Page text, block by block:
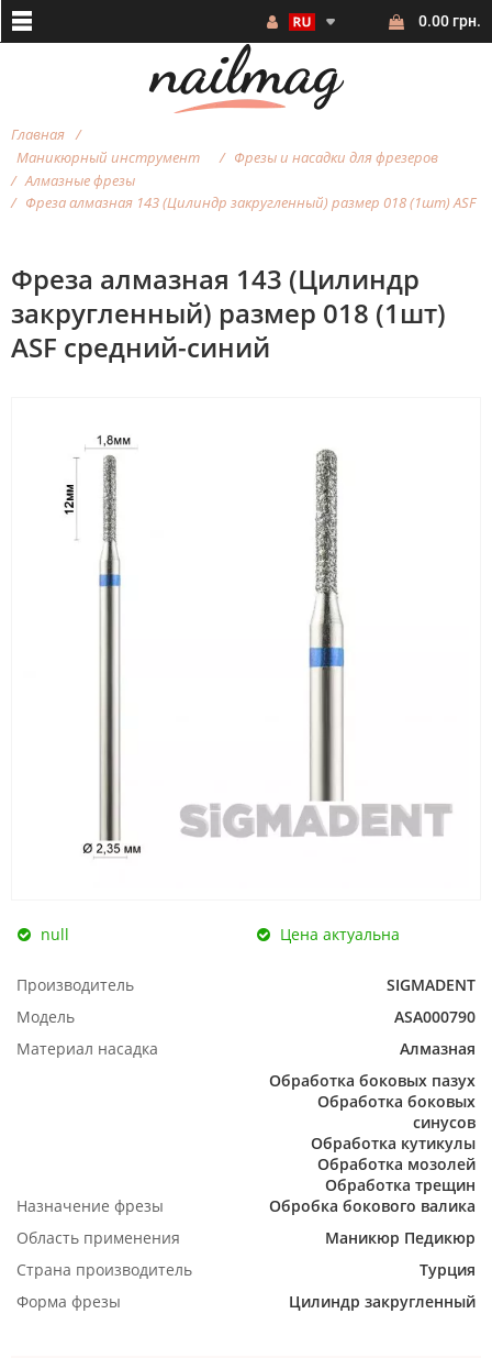
0.00 грн.
Главная
Маникюрный инструмент
Фрезы и насадки для фрезеров
Алмазные фрезы
Фреза алмазная 143 (Цилиндр закругленный) размер 018 (1шт) ASF
Фреза алмазная 143 (Цилиндр
закругленный) размер 018 (1шт)
ASF средний-синий
null Цена актуальна
Производитель
SIGMADENT
Модель
ASA000790
Материал насадка
Алмазная
Назначение фрезы
Обработка боковых пазух
Обработка боковых
синусов
Обработка кутикулы
Обработка мозолей
Обработка трещин
Обробка бокового валика
Область применения
Маникюр Педикюр
Страна производитель
Турция
Форма фрезы
Цилиндр закругленный